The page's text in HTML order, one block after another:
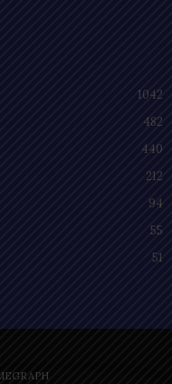
1042
482
440
212
94
55
51